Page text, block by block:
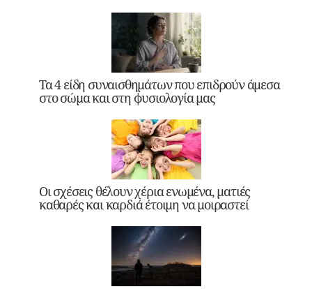
Τα 4 είδη συναισθημάτων που επιδρούν άμεσα
στο σώμα και στη φυσιολογία μας
Οι σχέσεις θέλουν χέρια ενωμένα, ματιές
καθαρές και καρδιά έτοιμη να μοιραστεί